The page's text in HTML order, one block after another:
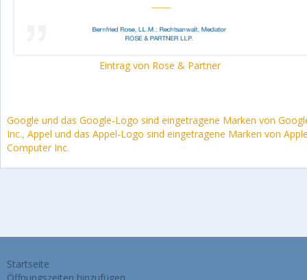
Eintrag von Rose & Partner
Google und das Google-Logo sind eingetragene Marken von
Inc., Appel und das Appel-Logo sind eingetragene Marken von
Computer Inc.
Startseite
Öffnungszeiten hinzufügen